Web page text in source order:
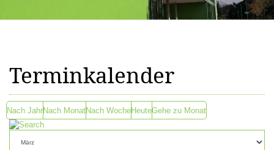
Terminkalender
Nach JahrNach MonatNach WocheHeuteGehe zu Monat